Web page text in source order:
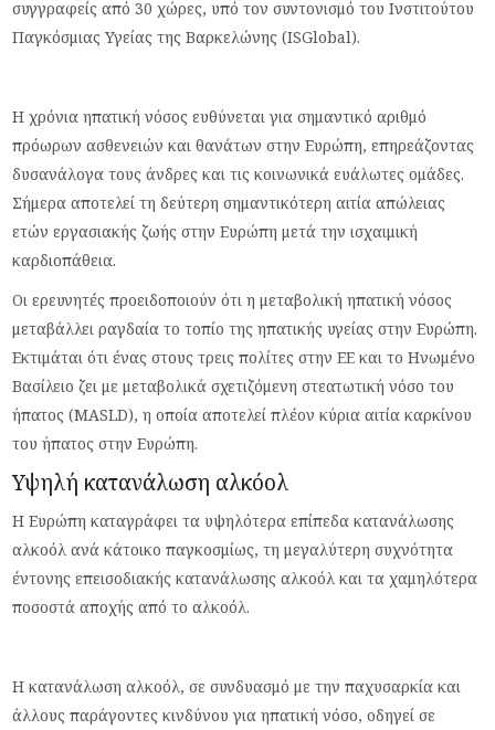
συγγραφείς από 30 χώρες, υπό τον συντονισμό του Ινστιτούτου
Παγκόσμιας Υγείας της Βαρκελώνης (ISGlobal).
Η χρόνια ηπατική νόσος ευθύνεται για σημαντικό αριθμό
πρόωρων ασθενειών και θανάτων στην Ευρώπη, επηρεάζοντας
δυσανάλογα τους άνδρες και τις κοινωνικά ευάλωτες ομάδες.
Σήμερα αποτελεί τη δεύτερη σημαντικότερη αιτία απώλειας
ετών εργασιακής ζωής στην Ευρώπη μετά την ισχαιμική
καρδιοπάθεια.
Οι ερευνητές προειδοποιούν ότι η μεταβολική ηπατική νόσος
μεταβάλλει ραγδαία το τοπίο της ηπατικής υγείας στην Ευρώπη.
Εκτιμάται ότι ένας στους τρεις πολίτες στην ΕΕ και το Ηνωμένο
Βασίλειο ζει με μεταβολικά σχετιζόμενη στεατωτική νόσο του
ήπατος (MASLD), η οποία αποτελεί πλέον κύρια αιτία καρκίνου
του ήπατος στην Ευρώπη.
Υψηλή κατανάλωση αλκόολ
Η Ευρώπη καταγράφει τα υψηλότερα επίπεδα κατανάλωσης
αλκοόλ ανά κάτοικο παγκοσμίως, τη μεγαλύτερη συχνότητα
έντονης επεισοδιακής κατανάλωσης αλκοόλ και τα χαμηλότερα
ποσοστά αποχής από το αλκοόλ.
Η κατανάλωση αλκοόλ, σε συνδυασμό με την παχυσαρκία και
άλλους παράγοντες κινδύνου για ηπατική νόσο, οδηγεί σε